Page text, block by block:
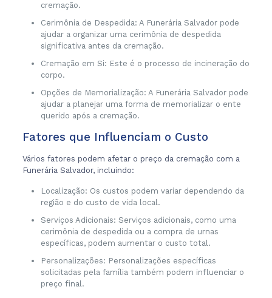
cremação.
Cerimônia de Despedida: A Funerária Salvador pode
ajudar a organizar uma cerimônia de despedida
significativa antes da cremação.
Cremação em Si: Este é o processo de incineração do
corpo.
Opções de Memorialização: A Funerária Salvador pode
ajudar a planejar uma forma de memorializar o ente
querido após a cremação.
Fatores que Influenciam o Custo
Vários fatores podem afetar o preço da cremação com a
Funerária Salvador, incluindo:
Localização: Os custos podem variar dependendo da
região e do custo de vida local.
Serviços Adicionais: Serviços adicionais, como uma
cerimônia de despedida ou a compra de urnas
específicas, podem aumentar o custo total.
Personalizações: Personalizações específicas
solicitadas pela família também podem influenciar o
preço final.